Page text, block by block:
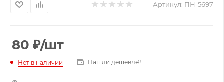
Артикул: ПН-5697
80 ₽/шт
Нет в наличии Нашли дешевле?